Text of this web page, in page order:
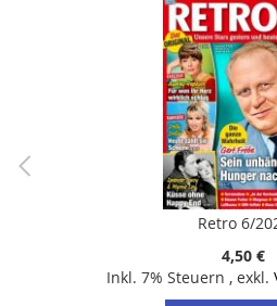
Retro 6/
4,50 €
Inkl. 7% Steuern , exkl.